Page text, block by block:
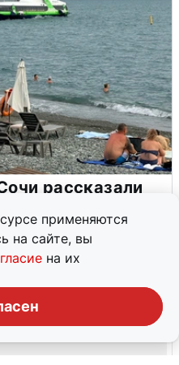
применяются
на сайте, вы
на их
рассказали